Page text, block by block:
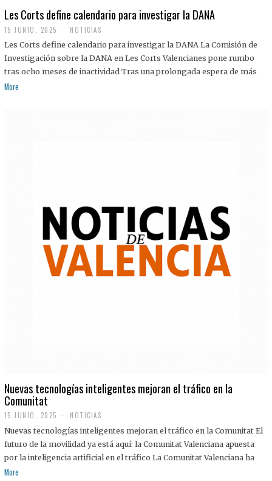
Les Corts define calendario para investigar la DANA
15 JUNIO, 2025 NOTICIAS
Les Corts define calendario para investigar la DANA La Comisión de
Investigación sobre la DANA en Les Corts Valencianes pone rumbo
tras ocho meses de inactividad Tras una prolongada espera de más
More
Nuevas tecnologías inteligentes mejoran el tráfico en la
Comunitat
15 JUNIO, 2025 NOTICIAS
Nuevas tecnologías inteligentes mejoran el tráfico en la Comunitat El
futuro de la movilidad ya está aquí: la Comunitat Valenciana apuesta
por la inteligencia artificial en el tráfico La Comunitat Valenciana ha
More